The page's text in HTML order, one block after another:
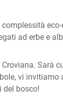
ad erbe e
Sarà
vi invitiamo
del bosco!